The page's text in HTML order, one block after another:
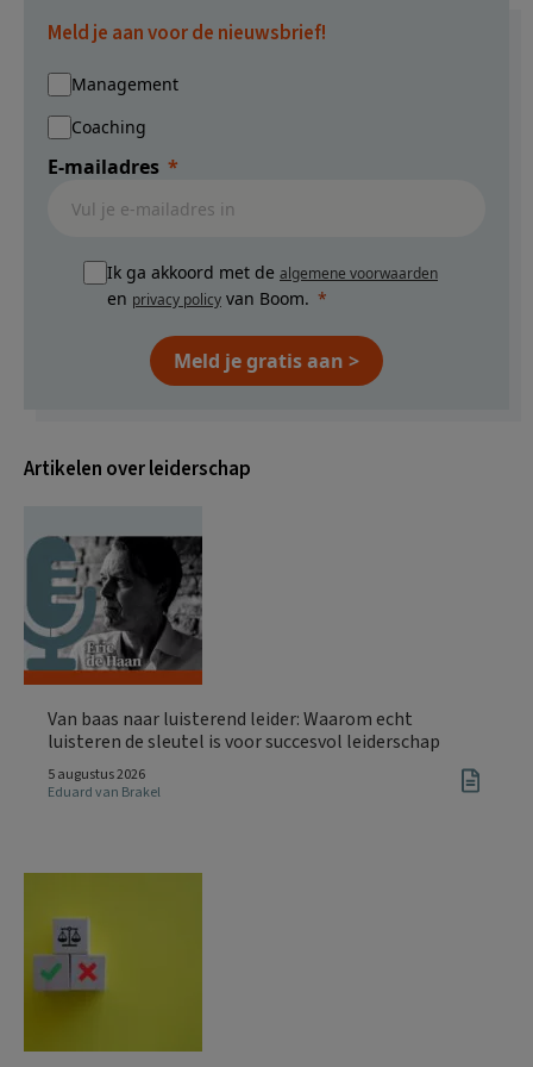
Meld je aan voor de nieuwsbrief!
Management
Coaching
E-mailadres
Ik ga akkoord met de algemene voorwaarden
en privacy policy van Boom.
Meld je gratis aan >
Artikelen over leiderschap
Van baas naar luisterend leider: Waarom echt
luisteren de sleutel is voor succesvol leiderschap
5 augustus 2026
Eduard van Brakel